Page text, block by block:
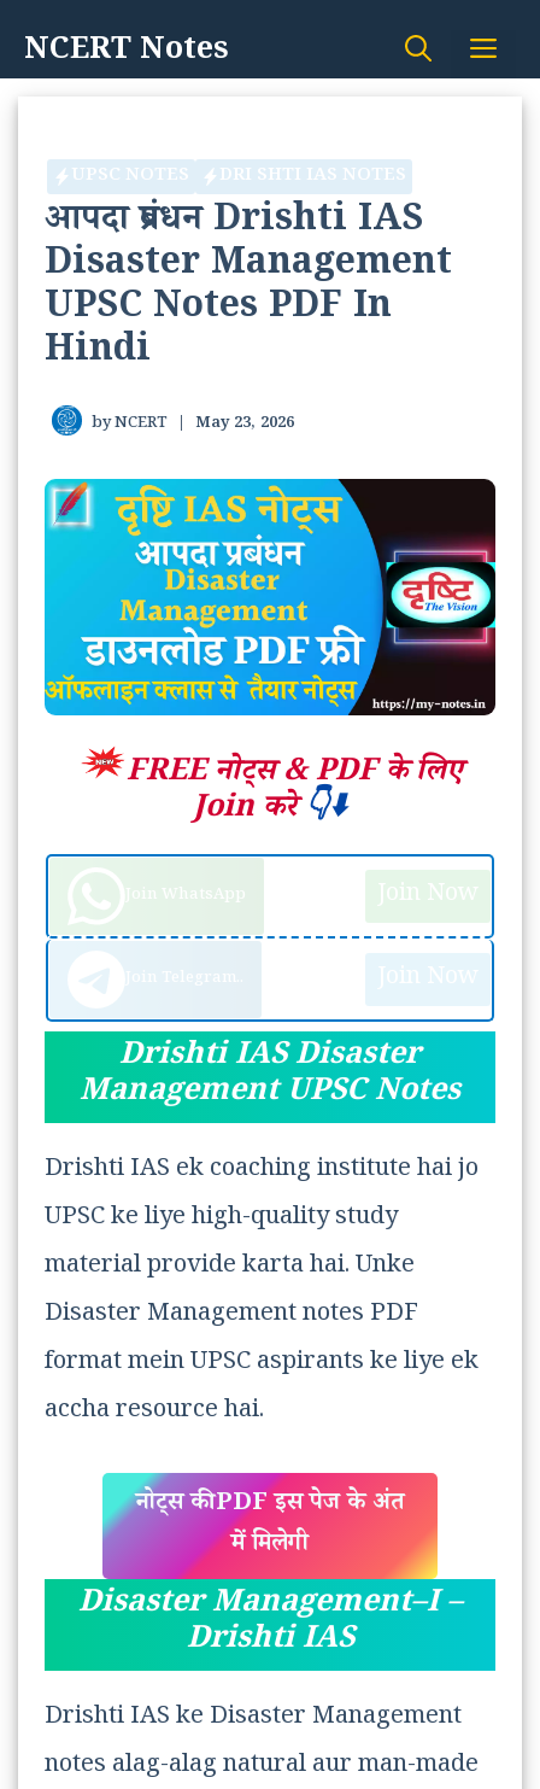
content
NCERT Notes
UPSC NOTES DRI SHTI IAS NOTES
आपदा प्रबंधन Drishti IAS
Disaster Management
UPSC Notes PDF In
Hindi
byNCERT | May 23, 2026
FREE नोट्स &PDF के लिए
Join करे👇⬇️
Join WhatsApp Join Now
Join Telegram.. Join Now
Drishti IAS Disaster
Management UPSC Notes
Drishti IAS ek coaching institute hai jo
UPSC ke liye high-quality study
material provide karta hai. Unke
Disaster Management notes PDF
format mein UPSC aspirants ke liye ek
accha resource hai.
नोट्स की PDF इस पेज के अंत
में मिलेगी
Disaster Management–I –
Drishti IAS
Drishti IAS ke Disaster Management
notes alag-alag natural aur man-made